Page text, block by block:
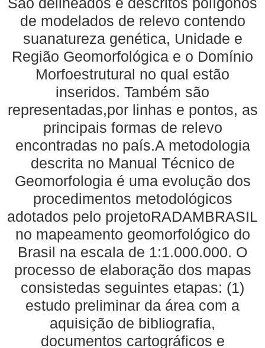
de modelados de relevo contendo
suanatureza genética, Unidade e
Região Geomorfológica e o Domínio
Morfoestrutural no qual estão
inseridos. Também são
representadas,por linhas e pontos, as
principais formas de relevo
encontradas no país.A metodologia
descrita no Manual Técnico de
Geomorfologia é uma evolução dos
procedimentos metodológicos
adotados pelo projetoRADAMBRASIL
no mapeamento geomorfológico do
Brasil na escala de 1:1.000.000. O
processo de elaboração dos mapas
consistedas seguintes etapas: (1)
estudo preliminar da área com a
aquisição de bibliografia,
documentos cartográficos e